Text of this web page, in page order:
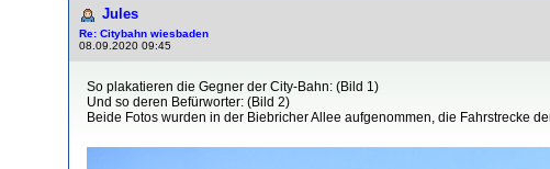
Jules
Re: Citybahn wiesbaden
08.09.2020 09:45
So plakatieren die Gegner der City-Bahn: (Bild 1)
Und so deren Befürworter: (Bild 2)
Beide Fotos wurden in der Biebricher Allee aufgenommen, die Fahrstrecke